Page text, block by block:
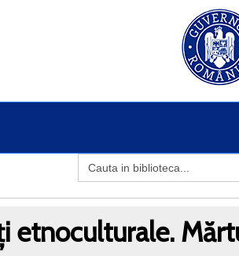
Search
for:
etnoculturale.